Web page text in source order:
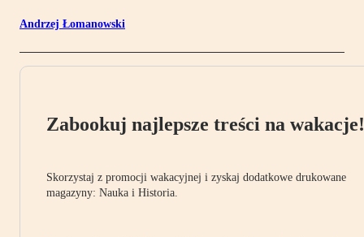
Andrzej Łomanowski
Zabookuj najlepsze treści na wakacje!
Skorzystaj z promocji wakacyjnej i zyskaj dodatkowe drukowane
magazyny: Nauka i Historia.